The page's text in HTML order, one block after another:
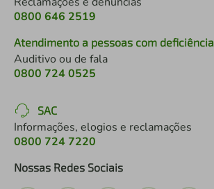
0800 646 2519
Atendimento a pessoas com deficiência
Auditivo ou de fala
0800 724 0525
SAC
Informações, elogios e reclamações
0800 724 7220
Nossas Redes Sociais